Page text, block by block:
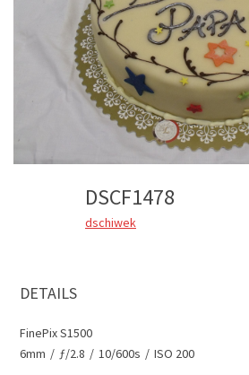
DSCF1478
dschiwek
DETAILS
FinePix S1500
6mm / ƒ/2.8 / 10/600s / ISO 200